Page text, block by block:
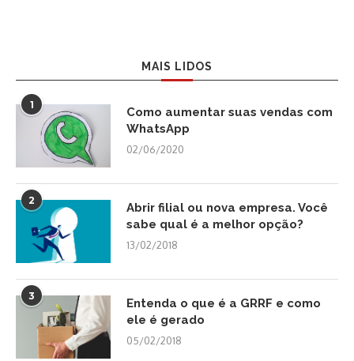
MAIS LIDOS
1
Como aumentar suas vendas com
WhatsApp
02/06/2020
2
Abrir filial ou nova empresa. Você
sabe qual é a melhor opção?
13/02/2018
3
Entenda o que é a GRRF e como
ele é gerado
05/02/2018